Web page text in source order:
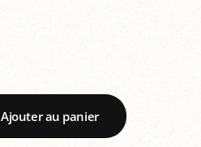
Ajouter au panier